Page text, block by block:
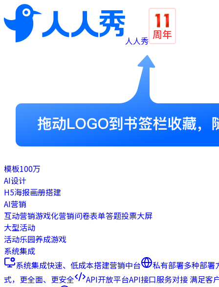
人人秀
模板100万
AI设计
H5海报画册搭建
AI营销
互动营销游戏化营销问卷表单答题投票大屏
大型活动
活动乐园养成游戏
系统集成
系统集成快速、低成本搭建营销中台 私有部署多种部署
式，更全面、更安全
API开放平台API接口服务对接 满足客